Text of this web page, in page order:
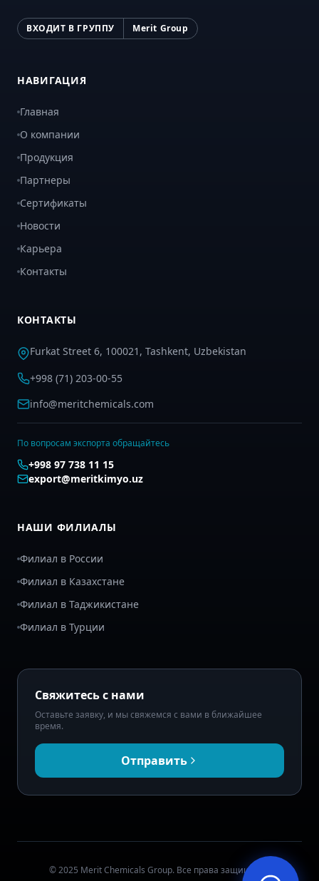
ВХОДИТ В ГРУППУ Merit Group
НАВИГАЦИЯ
Главная
О компании
Продукция
Партнеры
Сертификаты
Новости
Карьера
Контакты
КОНТАКТЫ
Furkat Street 6, 100021, Tashkent, Uzbekistan
+998 (71) 203-00-55
info@meritchemicals.com
По вопросам экспорта обращайтесь
+998 97 738 11 15
export@meritkimyo.uz
НАШИ ФИЛИАЛЫ
Филиал в России
Филиал в Казахстане
Филиал в Таджикистане
Филиал в Турции
Свяжитесь с нами
Оставьте заявку, и мы свяжемся с вами в ближайшее
время.
Отправить
© 2025 Merit Chemicals Group. Все права защищены.